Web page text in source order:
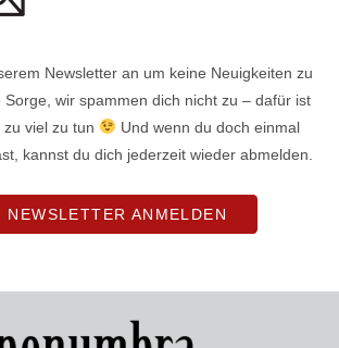
Newsletter an um keine Neuigkeiten zu
Sorge, wir spammen dich nicht zu – dafür ist
viel zu tun
Und wenn du doch einmal
kannst du dich jederzeit wieder abmelden.
NEWSLETTER ANMELDEN